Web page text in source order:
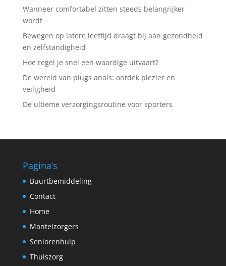
Wanneer comfortabel zitten steeds belangrijker
wordt
Bewegen op latere leeftijd draagt bij aan gezondheid
en zelfstandigheid
Hoe regel je snel een waardige uitvaart?
De wereld van plugs anais: ontdek plezier en
veiligheid
De ultieme verzorgingsroutine voor sporters
Pagina’s
Buurtbemiddeling
Contact
Home
Mantelzorgers
Seniorenhulp
Thuiszorg